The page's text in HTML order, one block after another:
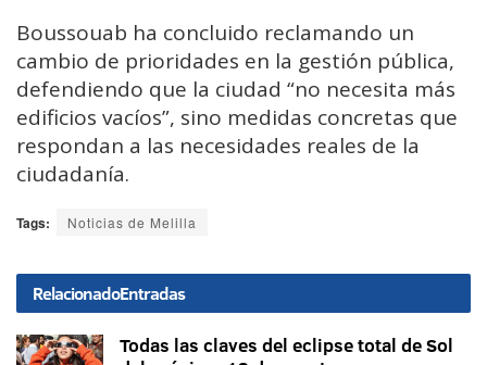
Boussouab ha concluido reclamando un
cambio de prioridades en la gestión pública,
defendiendo que la ciudad “no necesita más
edificios vacíos”, sino medidas concretas que
respondan a las necesidades reales de la
ciudadanía.
Tags: Noticias de Melilla
RelacionadoEntradas
Todas las claves del eclipse total de Sol